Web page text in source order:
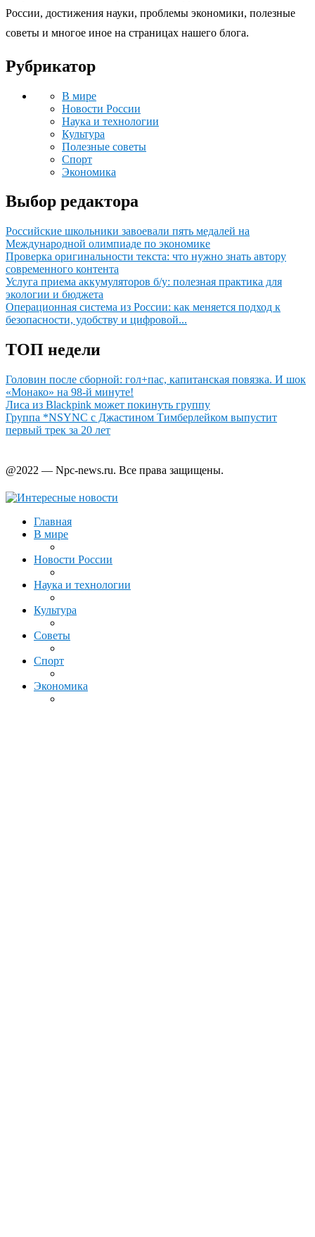
России, достижения науки, проблемы экономики, полезные
советы и многое иное на страницах нашего блога.
Рубрикатор
В мире
Новости России
Наука и технологии
Культура
Полезные советы
Спорт
Экономика
Выбор редактора
Российские школьники завоевали пять медалей на
Международной олимпиаде по экономике
Проверка оригинальности текста: что нужно знать автору
современного контента
Услуга приема аккумуляторов б/у: полезная практика для
экологии и бюджета
Операционная система из России: как меняется подход к
безопасности, удобству и цифровой...
ТОП недели
Головин после сборной: гол+пас, капитанская повязка. И шок
«Монако» на 98-й минуте!
Лиcа из Blackpink может покинуть группу
Группа *NSYNC с Джастином Тимберлейком выпустит
первый трек за 20 лет
@2022 — Npc-news.ru. Все права защищены.
Главная
В мире
Новости России
Наука и технологии
Культура
Советы
Спорт
Экономика